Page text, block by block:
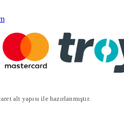
alt yapısı ile hazırlanmıştır.